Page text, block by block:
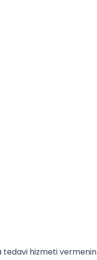
tedavi hizmeti vermenin